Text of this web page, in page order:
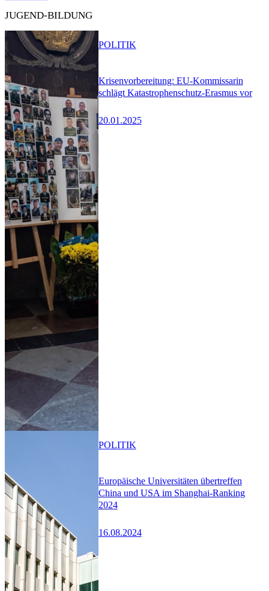
JUGEND-BILDUNG
Krisenvorbereitung: EU-Kommissarin
schlägt Katastrophenschutz-Erasmus vor
20.01.2025
POLITIK
Europäische Universitäten übertreffen
China und USA im Shanghai-Ranking
2024
16.08.2024
POLITIK